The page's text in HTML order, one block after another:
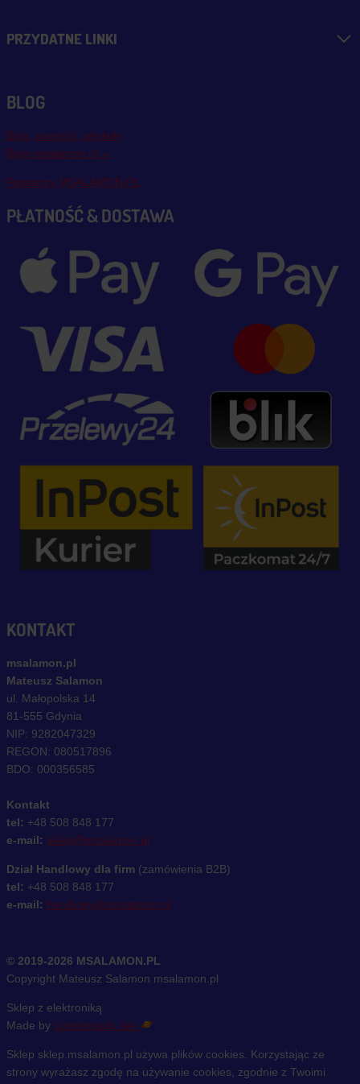
PRZYDATNE LINKI
BLOG
Blog, nowości, artykuły
Blog msalamon.pl →
Partnerzy MSALAMON.PL
PŁATNOŚĆ & DOSTAWA
KONTAKT
msalamon.pl
Mateusz Salamon
ul. Małopolska 14
81-555 Gdynia
NIP: 9282047329
REGON: 080517896
BDO: 000356585
Kontakt
tel: +48 508 848 177
e-mail: sklep@msalamon.pl
Dział Handlowy dla firm (zamówienia B2B)
tel: +48 508 848 177
e-mail: handlowy@msalamon.pl
© 2019-2026 MSALAMON.PL
Copyright Mateusz Salamon msalamon.pl
Sklep z elektroniką
Made by cosmonauts.dev
Sklep sklep.msalamon.pl używa plików cookies. Korzystając ze
strony wyrażasz zgodę na używanie cookies, zgodnie z Twoimi